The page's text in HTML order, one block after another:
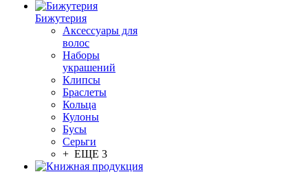
Бижутерия
Аксессуары для
волос
Наборы
украшений
Клипсы
Браслеты
Кольца
Кулоны
Бусы
Серьги
+ ЕЩЕ 3